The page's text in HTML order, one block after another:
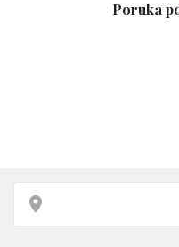
Poruka